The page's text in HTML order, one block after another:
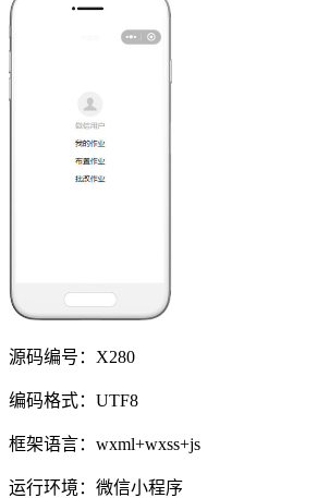
源码编号：X280
编码格式：UTF8
框架语言：wxml+wxss+js
运行环境：微信小程序